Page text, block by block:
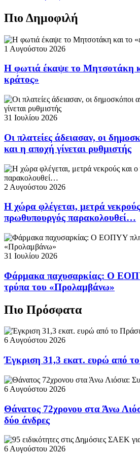
Πιο Δημοφιλή
1 Αυγούστου 2026
Η φωτιά έκαψε το Μητσοτάκη
κράτος»
31 Ιουλίου 2026
Οι πλατείες άδειασαν, οι
και η αποχή γίνεται ρυθμιστής
2 Αυγούστου 2026
Η χώρα φλέγεται, μετρά
πρωθυπουργός παρακολουθεί…
31 Ιουλίου 2026
Φάρμακα παχυσαρκίας: Ο
τρύπα του «Προλαμβάνω»
Πιο Πρόσφατα
6 Αυγούστου 2026
Έγκριση 31,3 εκατ. ευρώ από
6 Αυγούστου 2026
Θάνατος 72χρονου στα Άνω
δύο άνδρες
6 Αυγούστου 2026